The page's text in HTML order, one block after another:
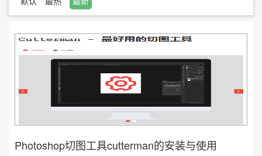
Photoshop切图工具cutterman的安装与使用